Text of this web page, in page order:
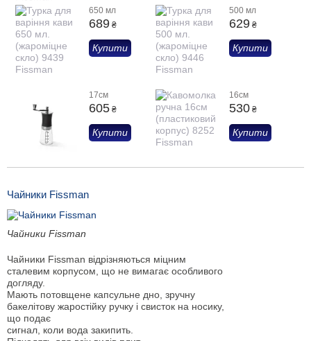
650 мл
689 ₴
Купити
500 мл
629 ₴
Купити
17см
605 ₴
Купити
16см
530 ₴
Купити
Чайники Fissman
Чайники Fissman
Чайники Fissman відрізняються міцним
сталевим корпусом, що не вимагає особливого
догляду.
Мають потовщене капсульне дно, зручну
бакелітову жаростійку ручку і свисток на носику,
що подає
сигнал, коли вода закипить.